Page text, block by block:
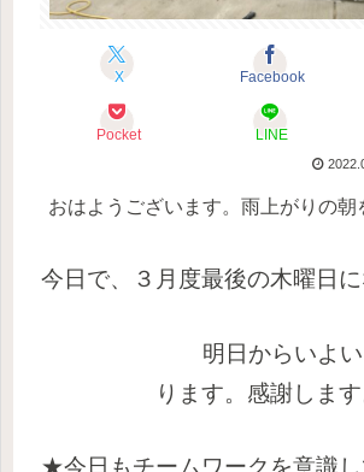
X Facebook
Pocket LINE
おはようございます。雨上がりの朝
今日で、３月度最後の木曜日に
明日からいよい
ります。感謝します